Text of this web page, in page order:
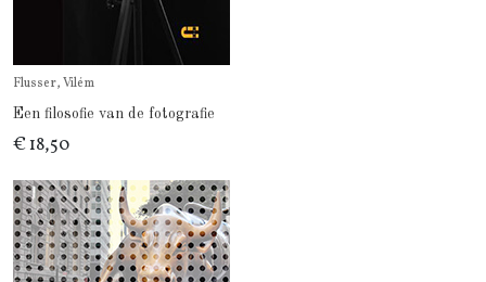
Flusser, Vilém
Een filosofie van de fotografie
€ 18,50